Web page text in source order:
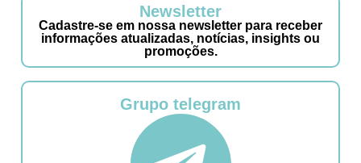
Newsletter
Cadastre-se em nossa newsletter para receber
informações atualizadas, notícias, insights ou
promoções.
Grupo telegram